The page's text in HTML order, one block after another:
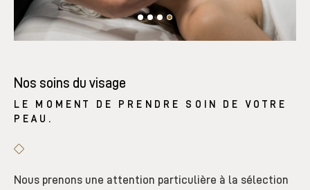
Nos soins du visage
LE MOMENT DE PRENDRE SOIN DE VOTRE
PEAU.
Nous prenons une attention particulière à la sélection